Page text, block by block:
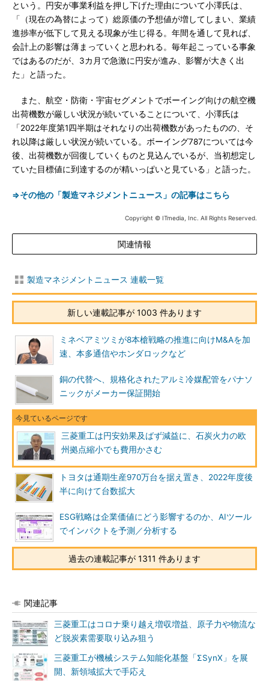
という。円安が事業利益を押し下げた理由について小澤氏は、
「（現在の為替によって）総原価の予想値が増してしまい、業績
進捗率が低下して見える現象が生じ得る。年間を通して見れば、
会計上の影響は薄まっていくと思われる。毎年起こっている事象
ではあるのだが、3カ月で急激に円安が進み、影響が大きく出
た」と語った。
また、航空・防衛・宇宙セグメントでボーイング向けの航空機
出荷機数が厳しい状況が続いていることについて、小澤氏は
「2022年度第1四半期はそれなりの出荷機数があったものの、そ
れ以降は厳しい状況が続いている。ボーイング787については今
後、出荷機数が回復していくものと見込んでいるが、当初想定し
ていた目標値に到達するのが精いっぱいと見ている」と語った。
⇒その他の「製造マネジメントニュース」の記事はこちら
Copyright © ITmedia, Inc. All Rights Reserved.
関連情報
製造マネジメントニュース 連載一覧
新しい連載記事が 1003 件あります
ミネベアミツミが8本槍戦略の推進に向けM&Aを加
速、本多通信やホンダロックなど
銅の代替へ、規格化されたアルミ冷媒配管をパナソ
ニックがメーカー保証開始
三菱重工は円安効果及ばず減益に、石炭火力の欧
州拠点縮小でも費用かさむ
トヨタは通期生産970万台を据え置き、2022年度後
半に向けて台数拡大
ESG戦略は企業価値にどう影響するのか、AIツール
でインパクトを予測／分析する
過去の連載記事が 1311 件あります
関連記事
三菱重工はコロナ乗り越え増収増益、原子力や物流な
ど脱炭素需要取り込み狙う
三菱重工が機械システム知能化基盤「ΣSynX」を展
開、新領域拡大で手応え